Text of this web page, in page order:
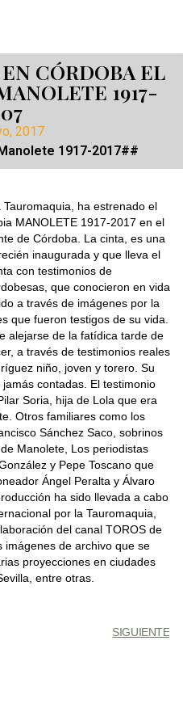
CÓRDOBA EL
1917-
2017
1917-2017##
ha estrenado el
MANOLETE 1917-2017 en el
de Córdoba. La cinta, es una
inaugurada y que lleva el
con testimonios de
que conocieron en vida
a través de imágenes por la
que fueron testigos de su vida.
alejarse de la fatídica tarde de
a través de testimonios reales
niño, joven y torero. Su
contadas. El testimonio
Soria, hija de Lola que era
Otros familiares como los
Sánchez Saco, sobrinos
Manolete, Los periodistas
y Pepe Toscano que
Ángel Peralta y Álvaro
ha sido llevada a cabo
por la Tauromaquia,
del canal TOROS de
imágenes de archivo que se
proyecciones en ciudades
entre otras.
SIGUIENTE